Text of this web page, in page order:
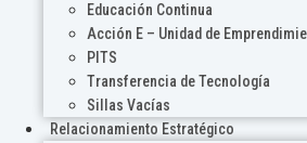
Educación Continua
Acción E – Unidad de
PITS
Transferencia de Tecnología
Sillas Vacías
Relacionamiento Estratégico